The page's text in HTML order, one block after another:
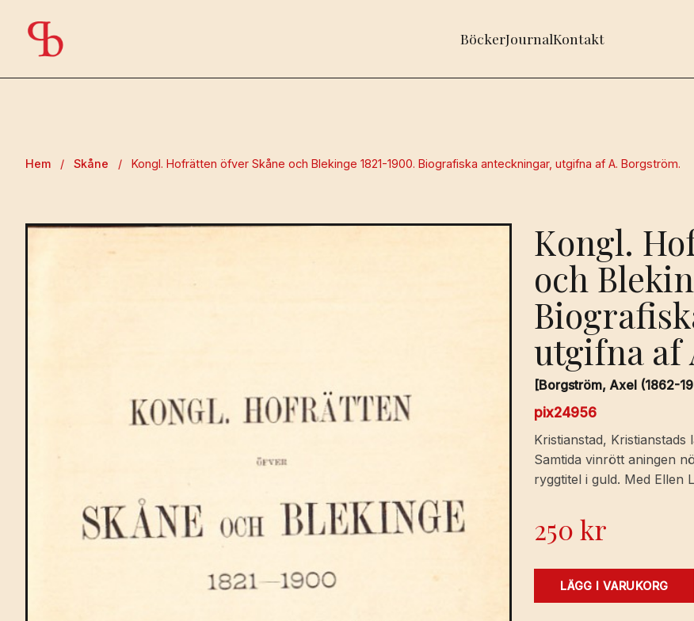
BöckerJournalKontakt
Hem / Skåne / Kongl. Hofrätten öfver Skåne och Blekinge 1821-1900. Biografiska anteckningar, utgifna af A. Borgström.
Kongl.
och
utgifna af
[Borgström, Axel (1862-
pix24956
Kristianstad,
Samtida vinrött aningen
ryggtitel i guld. Med Ellen
250kr
Kongl.
LÄGG I VARUKORG